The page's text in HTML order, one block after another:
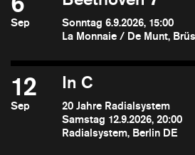
Sep
Sonntag 6.9.2026, 15:00
La Monnaie / De Munt,
12
Sep
In C
20 Jahre Radialsystem
Samstag 12.9.2026, 20:00
Radialsystem, Berlin DE